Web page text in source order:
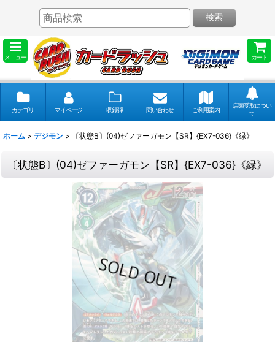
メニュー カート
検索
カテゴリ マイページ 収録弾 問い合わせ ご利用案内
店頭受取につい
て
ホーム > デジモン > 〔状態B〕(04)ゼファーガモン【SR】{EX7-036}《緑》
〔状態B〕(04)ゼファーガモン【SR】{EX7-036}《緑》